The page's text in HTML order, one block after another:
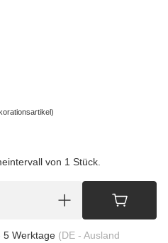
von 1 Stück.
5 Werktage (DE - Ausland